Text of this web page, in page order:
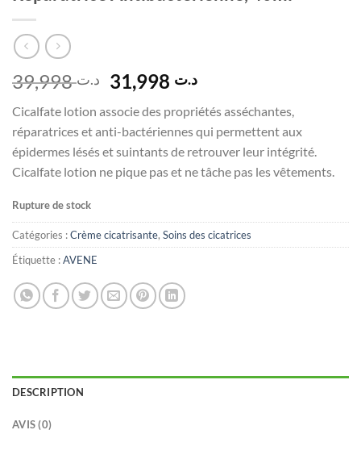
د.ت39,998
Le
prix
initial
était :
د.ت 39,998.
د.تLe
actuel
est :
د.ت 31,998.
Cicalfate lotion associe des propriétés asséchantes,
réparatrices et anti-bactériennes qui permettent aux
épidermes lésés et suintants de retrouver leur intégrité.
Cicalfate lotion ne pique pas et ne tâche pas les vêtements.
Rupture de stock
Catégories :Crème cicatrisante, Soins des cicatrices
Étiquette :AVENE
DESCRIPTION
AVIS (0)